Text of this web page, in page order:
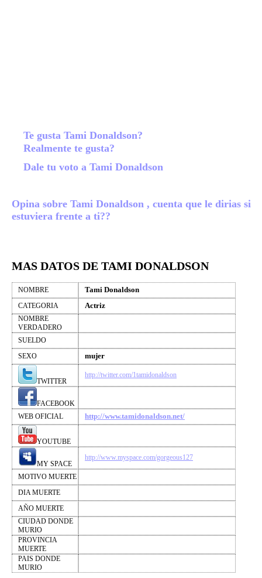
Te gusta Tami Donaldson?
Realmente te gusta?
Dale tu voto a Tami Donaldson
Opina sobre Tami Donaldson , cuenta que le dirias si
estuviera frente a ti??
MAS DATOS DE TAMI DONALDSON
NOMBRE Tami Donaldson
CATEGORIA Actriz
NOMBRE
VERDADERO
SUELDO
SEXO
mujer
TWITTER
http://twitter.com/1tamidonaldson
FACEBOOK
WEB OFICIAL
http://www.tamidonaldson.net/
YOUTUBE
MY SPACE
http://www.myspace.com/gorgeous127
MOTIVO MUERTE
DIA MUERTE
AÑO MUERTE
CIUDAD DONDE
MURIO
PROVINCIA
MUERTE
PAIS DONDE
MURIO